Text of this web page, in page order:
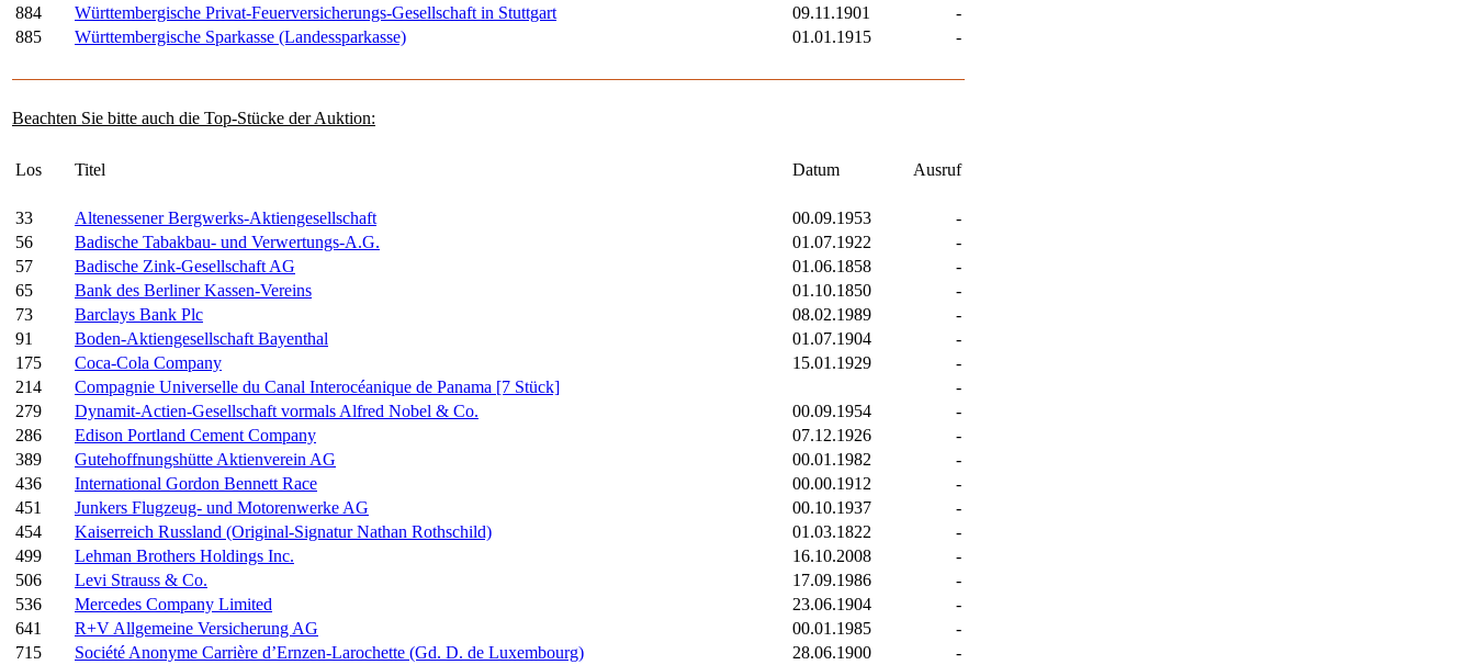
884
Württembergische Privat-Feuerversicherungs-Gesellschaft in Stuttgart 09.11.1901
-
885
Württembergische Sparkasse (Landessparkasse) 01.01.1915 -
Beachten Sie bitte auch die Top-Stücke der Auktion:
Los Titel Datum Ausruf
33 Altenessener Bergwerks-Aktiengesellschaft 00.09.1953
-
56
Badische Tabakbau- und Verwertungs-A.G. 01.07.1922
-
57
Badische Zink-Gesellschaft AG 01.06.1858
-
65
Bank des Berliner Kassen-Vereins 01.10.1850
-
73
Barclays Bank Plc 08.02.1989
-
91
Boden-Aktiengesellschaft Bayenthal 01.07.1904
-
175
Coca-Cola Company 15.01.1929
-
214
Compagnie Universelle du Canal Interocéanique de Panama [7 Stück]
-
279
Dynamit-Actien-Gesellschaft vormals Alfred Nobel & Co. 00.09.1954
-
286
Edison Portland Cement Company 07.12.1926
-
389
Gutehoffnungshütte Aktienverein AG 00.01.1982
-
436
International Gordon Bennett Race 00.00.1912
-
451
Junkers Flugzeug- und Motorenwerke AG 00.10.1937
-
454
Kaiserreich Russland (Original-Signatur Nathan Rothschild) 01.03.1822
-
499
Lehman Brothers Holdings Inc. 16.10.2008
-
506
Levi Strauss & Co. 17.09.1986
-
536
Mercedes Company Limited 23.06.1904
-
641
R+V Allgemeine Versicherung AG 00.01.1985
-
715
Société Anonyme Carrière d’Ernzen-Larochette (Gd. D. de Luxembourg) 28.06.1900 -